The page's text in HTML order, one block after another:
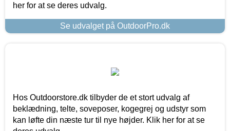
her for at se deres udvalg.
Se udvalget på OutdoorPro.dk
Hos Outdoorstore.dk tilbyder de et stort udvalg af
beklædning, telte, soveposer, kogegrej og udstyr som
kan løfte din næste tur til nye højder. Klik her for at se